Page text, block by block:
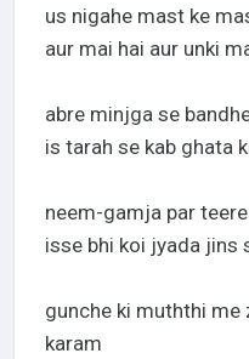
us nigahe mast ke
aur mai hai aur unki
abre minjga se
is tarah se kab ghata
neem-gamja par
isse bhi koi jyada jins
gunche ki muththi me
karam